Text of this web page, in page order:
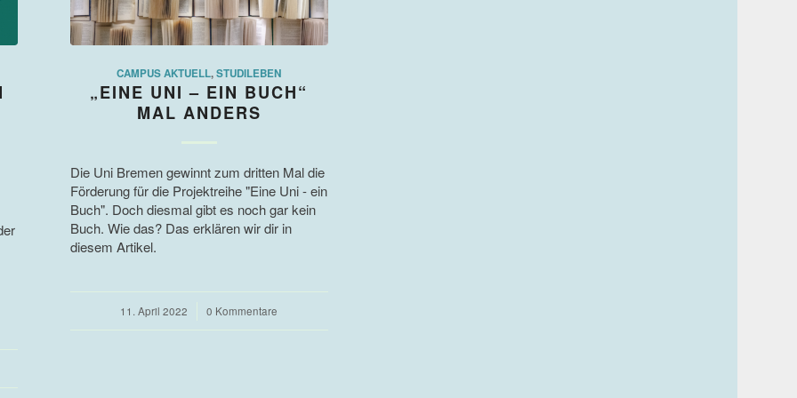
CAMPUS AKTUELL,STUDILEBEN
„EINE UNI – EIN BUCH“
MAL ANDERS
Die Uni Bremen gewinnt zum dritten Mal die
Förderung für die Projektreihe "Eine Uni - ein
Buch". Doch diesmal gibt es noch gar kein
Buch. Wie das? Das erklären wir dir in
diesem Artikel.
11. April 2022
/ 0 Kommentare